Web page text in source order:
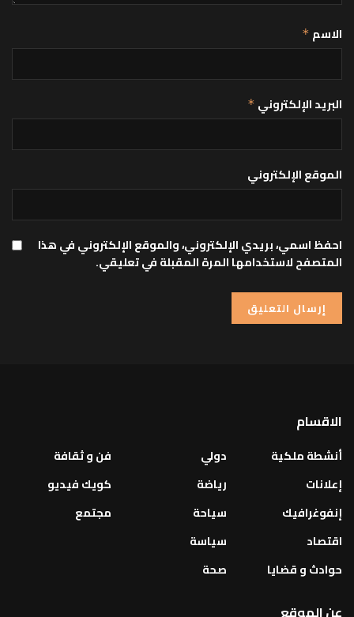
الاسم *
البريد الإلكتروني *
الموقع الإلكتروني
احفظ اسمي، بريدي الإلكتروني، والموقع الإلكتروني في هذا
المتصفح لاستخدامها المرة المقبلة في تعليقي.
الاقسام
أنشطة ملكية
إعلانات
إنفوغرافيك
اقتصاد
حوادث و قضايا
دولي
رياضة
سياحة
سياسة
صحة
فن و ثقافة
كويك فيديو
مجتمع
عن الموقع